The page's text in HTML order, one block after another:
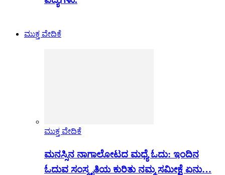
ಮುಕ್ತ ವೇದಿಕೆ
ಮುಕ್ತ ವೇದಿಕೆ
ಮನಸ್ಸಿನ ನಾಗಾಲೋಟದ ಮಧ್ಯೆ ಓದು: ಇಂದಿನ
ಓದುವ ಸಂಸ್ಕೃತಿಯ ಕುರಿತು ನಮ್ಮ ಸಮೀಕ್ಷೆ ಏನು…